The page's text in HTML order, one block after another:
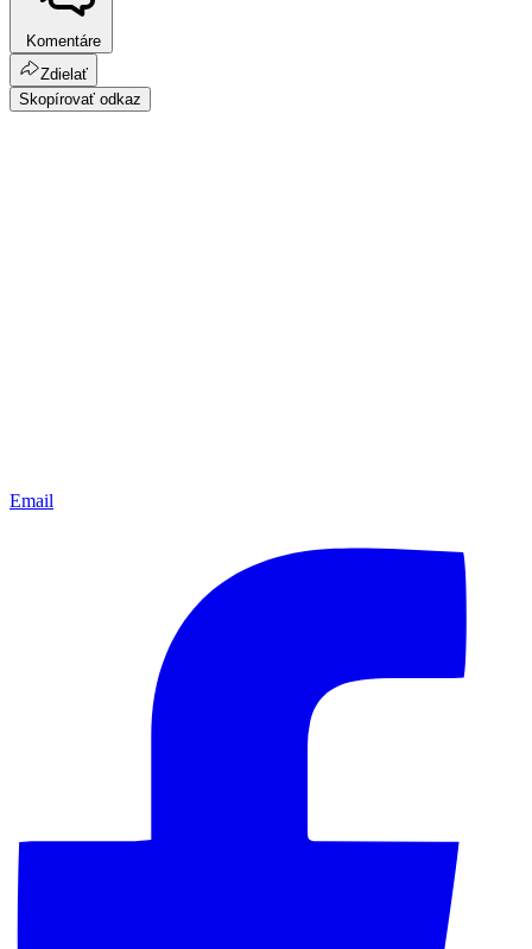
Komentáre
Zdielať
Skopírovať odkaz
Email